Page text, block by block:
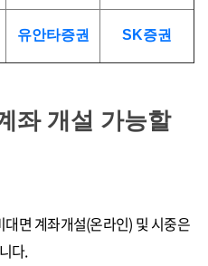
유안타증권 SK증권
좌 개설 가능할
면 계좌개설(온라인) 및 시중은
다.